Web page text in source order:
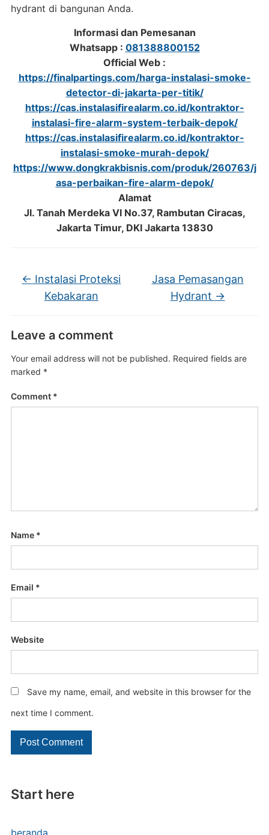
Start here
beranda
hydrant di bangunan Anda.
Informasi dan Pemesanan
Whatsapp : 081388800152
Official Web :
https://finalpartings.com/harga-instalasi-smoke-
detector-di-jakarta-per-titik/
https://cas.instalasifirealarm.co.id/kontraktor-
instalasi-fire-alarm-system-terbaik-depok/
https://cas.instalasifirealarm.co.id/kontraktor-
instalasi-smoke-murah-depok/
https://www.dongkrakbisnis.com/produk/260763/j
asa-perbaikan-fire-alarm-depok/
Alamat
Jl. Tanah Merdeka VI No.37, Rambutan Ciracas,
Jakarta Timur, DKI Jakarta 13830
← Instalasi Proteksi
Kebakaran
Jasa Pemasangan
Hydrant →
Leave a comment
Your email address will not be published. Required fields are
marked *
Comment *
Name *
Email *
Website
Save my name, email, and website in this browser for the
next time I comment.